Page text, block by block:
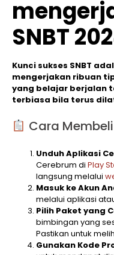
SNBT
Kunci sukses SNBT
mengerjakan ribuan
yang belajar berjalan
terbiasa bila terus
Cara
Unduh Aplikasi
Cerebrum di Play
langsung melalui
Masuk ke Akun
melalui aplikasi
Pilih Paket yang
bimbingan yang
Pastikan untuk
Gunakan Kode